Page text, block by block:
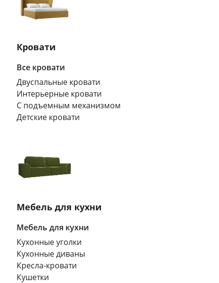
Кровати
Все кровати
Двуспальные кровати
Интерьерные кровати
С подъемным механизмом
Детские кровати
Мебель для кухни
Мебель для кухни
Кухонные уголки
Кухонные диваны
Кресла-кровати
Кушетки